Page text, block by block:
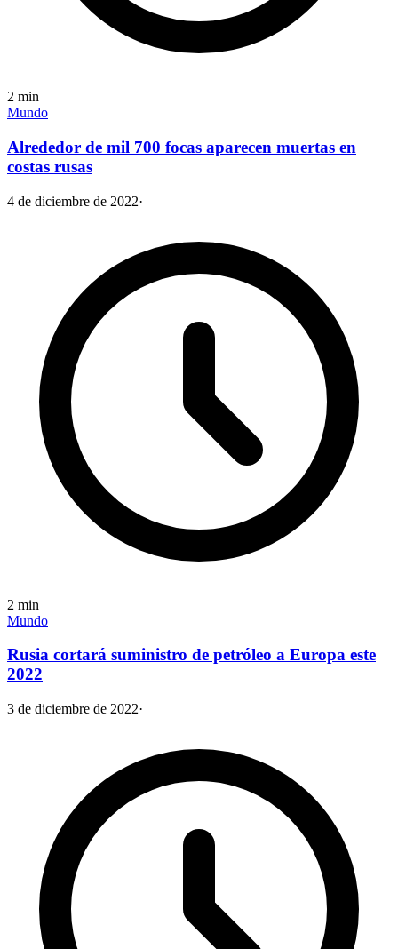
2 min
Mundo
Alrededor de mil 700 focas aparecen muertas en
costas rusas
4 de diciembre de 2022·
2 min
Mundo
Rusia cortará suministro de petróleo a Europa este
2022
3 de diciembre de 2022·